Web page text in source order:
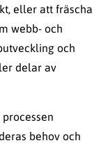
eller att fräscha
webb- och
och
delar av
behov och